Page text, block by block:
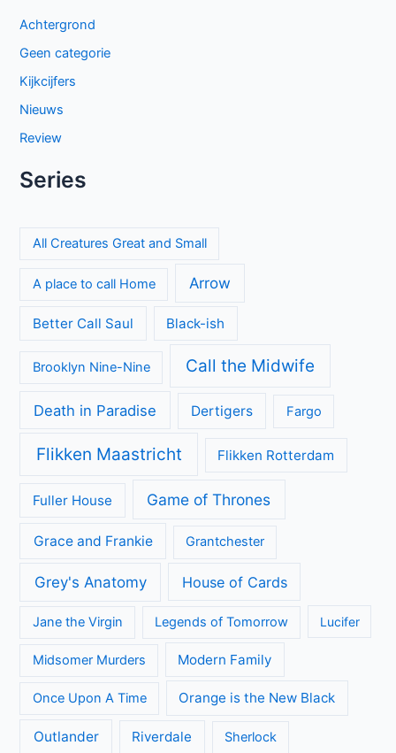
Achtergrond
Geen categorie
Kijkcijfers
Nieuws
Review
Series
All Creatures Great and Small
A place to call Home Arrow
Better Call Saul Black-ish
Brooklyn Nine-Nine Call the Midwife
Death in Paradise Dertigers Fargo
Flikken Maastricht Flikken Rotterdam
Fuller House Game of Thrones
Grace and Frankie Grantchester
Grey's Anatomy House of Cards
Jane the Virgin Legends of Tomorrow Lucifer
Midsomer Murders Modern Family
Once Upon A Time Orange is the New Black
Outlander Riverdale Sherlock